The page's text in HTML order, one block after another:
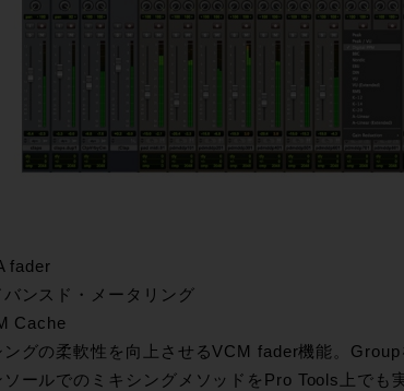
fader
バンスド・メータリング
Cache
ングの柔軟性を向上させるVCM fader機能。
ソールでのミキシングメソッドをPro Tools上でも